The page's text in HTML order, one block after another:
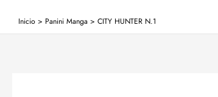
Inicio > Panini Manga > CITY HUNTER N.1